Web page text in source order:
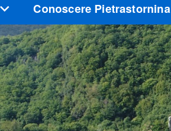
Conoscere Pietrastornina